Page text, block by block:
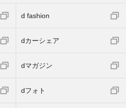
d fashion
dカーシェア
dマガジン
dフォト